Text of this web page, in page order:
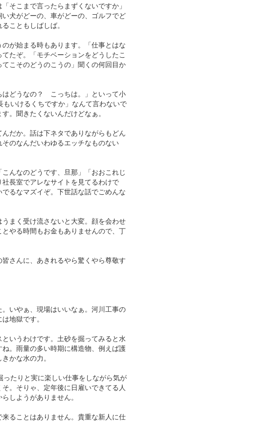
そこまで言ったらまずくないですか」
犬がどーの、車がどーの、ゴルフでど
こともしばしば。
が始まる時もあります。「仕事とはな
たぞ。「モチベーションをどうしたこ
こそのどうのこうの」聞くの何回目か
はどうなの？ こっちは。」といって小
いけるくちですか」なんて言わないで
。聞きたくないんだけどなぁ。
だか。話は下ネタでありながらもどん
のなんだいわゆるエッチなものない
んなのどうです、旦那」「おおこれじ
長室でアレなサイトを見てるわけで
るなマズイぞ。下世話な話でごめんな
まく受け流さないと大変。顔を会わせ
やる時間もお金もありませんので、丁
さんに、あきれるやら驚くやら尊敬す
いやぁ、現場はいいなぁ。河川工事の
地獄です。
いうわけです。土砂を掘ってみると水
。雨量の多い時期に構造物、例えば護
かな水の力。
たりと実に楽しい仕事をしながら気が
。そりゃ、定年後に日雇いできてる人
しようがありません。
ることはありません。貴重な新人に仕